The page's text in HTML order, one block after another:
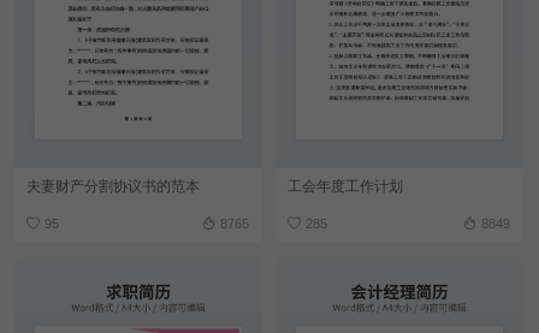
夫妻财产分割协议书的范本
95 8765
工会年度工作计划
285 8849